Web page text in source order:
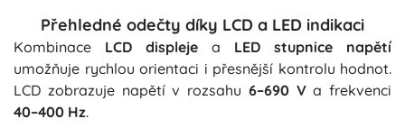
Přehledné odečty díky LCD a LED indikaci
Kombinace LCD displeje a LED stupnice napětí
umožňuje rychlou orientaci i přesnější kontrolu hodnot.
LCD zobrazuje napětí v rozsahu 6–690 Va frekvenci
40–400 Hz.